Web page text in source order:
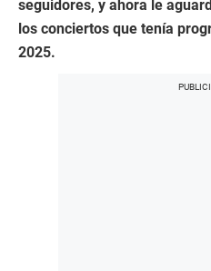
seguidores, y ahora le
los conciertos que tenía
2025.